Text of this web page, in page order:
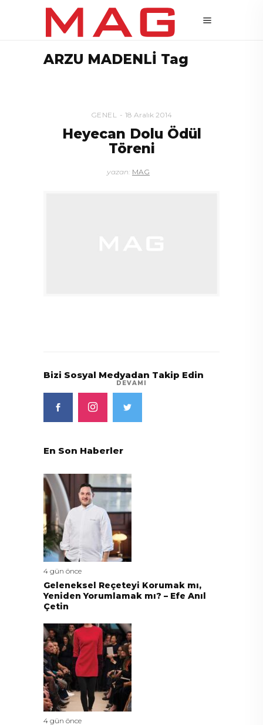
ARZU MADENLİ Tag
GENEL 18 Aralık 2014
Heyecan Dolu Ödül
Töreni
yazan: MAG
DEVAMI
Bizi Sosyal Medyadan Takip Edin
En Son Haberler
4 gün önce
Geleneksel Reçeteyi Korumak mı,
Yeniden Yorumlamak mı? – Efe Anıl
Çetin
4 gün önce